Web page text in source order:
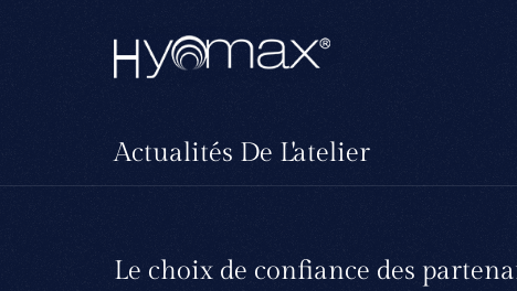
Actualités De L'atelier
Le choix de confiance des